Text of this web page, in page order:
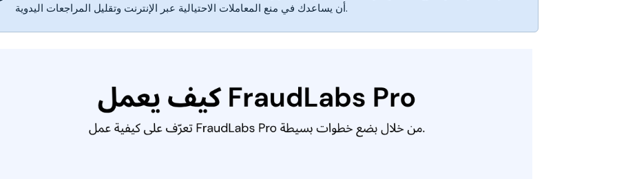
أن يساعدك في منع المعاملات الاحتيالية عبر الإنترنت وتقليل المراجعات اليدوية.